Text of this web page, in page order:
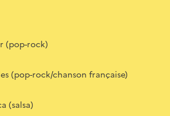
(pop-rock)
(pop-rock/chanson française)
(salsa)